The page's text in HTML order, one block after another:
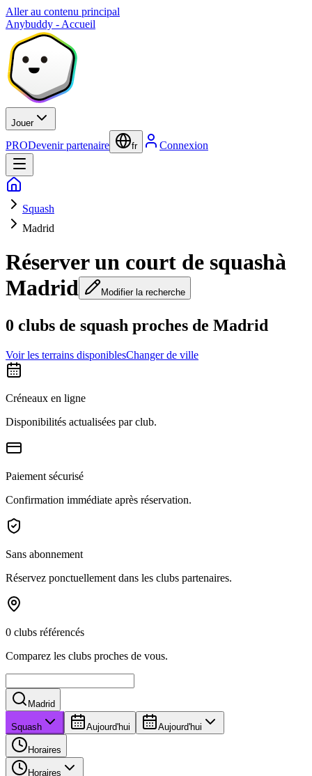
Aller au contenu principal
Anybuddy - Accueil
Jouer
PRODevenir partenaire fr Connexion
Squash
Madrid
Réserver un court de squashà
Madrid
Modifier la recherche
0 clubs de squash proches de Madrid
Voir les terrains disponiblesChanger de ville
Créneaux en ligne
Disponibilités actualisées par club.
Paiement sécurisé
Confirmation immédiate après réservation.
Sans abonnement
Réservez ponctuellement dans les clubs partenaires.
0 clubs référencés
Comparez les clubs proches de vous.
Madrid
Squash Aujourd'hui Aujourd'hui
Horaires
Horaires